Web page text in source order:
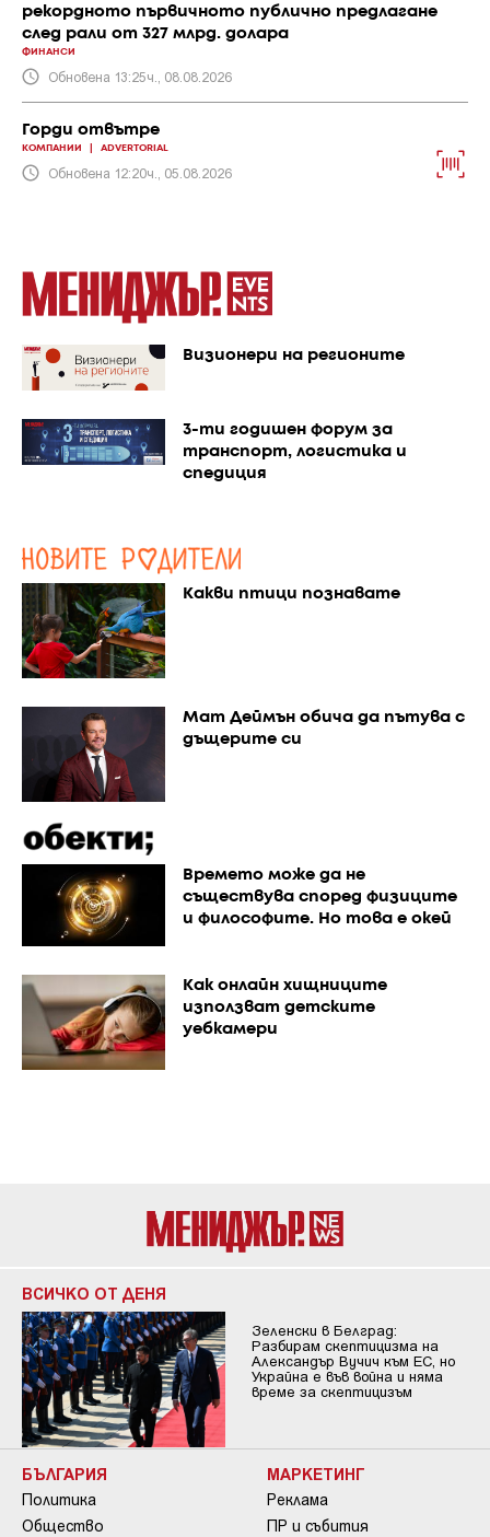
рекордното първичното публично предлагане
след рали от 327 млрд. долара
ФИНАНСИ
Обновена 13:25ч., 08.08.2026
Горди отвътре
КОМПАНИИ ADVERTORIAL
Обновена 12:20ч., 05.08.2026
Визионери на регионите
3-ти годишен форум за
транспорт, логистика и
спедиция
Какви птици познавате
Мат Деймън обича да пътува с
дъщерите си
Времето може да не
съществува според физиците
и философите. Но това е окей
Как онлайн хищниците
използват детските
уебкамери
ВСИЧКО ОТ ДЕНЯ
Зеленски в Белград:
Разбирам скептицизма на
Александър Вучич към ЕС, но
Украйна е във война и няма
време за скептицизъм
БЪЛГАРИЯ
Политика
Общество
МАРКЕТИНГ
Реклама
ПР и събития